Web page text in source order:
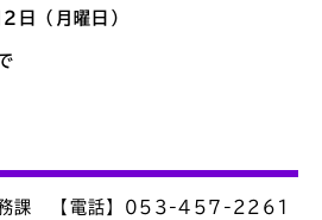
日（月曜日）
務課 【電話】053-457-2261